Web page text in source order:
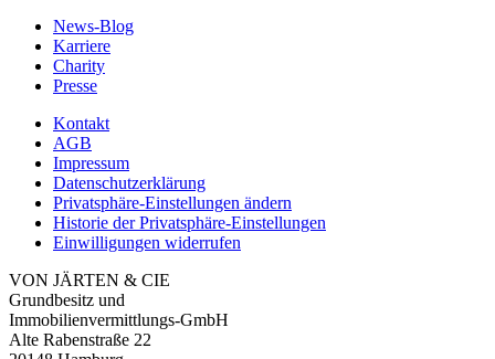
News-Blog
Karriere
Charity
Presse
Kontakt
AGB
Impressum
Datenschutzerklärung
Privatsphäre-Einstellungen ändern
Historie der Privatsphäre-Einstellungen
Einwilligungen widerrufen
VON JÄRTEN & CIE
Grundbesitz und
Immobilien­vermittlungs-GmbH
Alte Rabenstraße 22